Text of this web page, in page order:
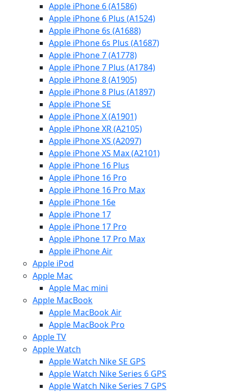
Apple iPhone 6 (A1586)
Apple iPhone 6 Plus (A1524)
Apple iPhone 6s (A1688)
Apple iPhone 6s Plus (A1687)
Apple iPhone 7 (A1778)
Apple iPhone 7 Plus (A1784)
Apple iPhone 8 (A1905)
Apple iPhone 8 Plus (A1897)
Apple iPhone SE
Apple iPhone X (A1901)
Apple iPhone XR (A2105)
Apple iPhone XS (A2097)
Apple iPhone XS Max (A2101)
Apple iPhone 16 Plus
Apple iPhone 16 Pro
Apple iPhone 16 Pro Max
Apple iPhone 16e
Apple iPhone 17
Apple iPhone 17 Pro
Apple iPhone 17 Pro Max
Apple iPhone Air
Apple iPod
Apple Mac
Apple Mac mini
Apple MacBook
Apple MacBook Air
Apple MacBook Pro
Apple TV
Apple Watch
Apple Watch Nike SE GPS
Apple Watch Nike Series 6 GPS
Apple Watch Nike Series 7 GPS